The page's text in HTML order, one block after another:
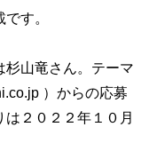
す。
杉山竜さん。テーマ
）からの応募
は２０２２年１０月